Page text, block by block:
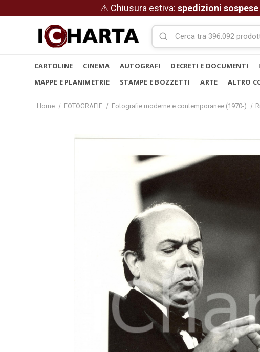
⚠ Chiusura estiva: spedizioni
CARTOLINE CINEMA AUTOGRAFI DECRETI E DOCUMENTI
MAPPE E PLANIMETRIE
STAMPE E BOZZETTI ARTE ALTRO
Home FOTOGRAFIE Fotografie moderne e contemporanee (1970-)